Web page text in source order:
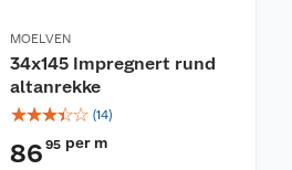
MOELVEN
34x145 Impregnert rund
altanrekke
☆☆☆☆☆ (14)
86 95 per m